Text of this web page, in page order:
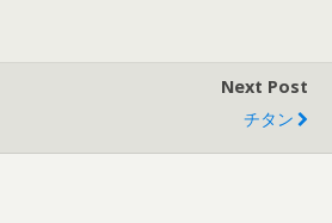
Next Post
チタン